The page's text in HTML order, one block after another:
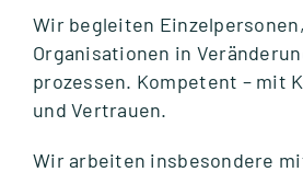
Wir beglei­ten
Orga­ni­sa­tio­nen in
pro­zes­sen. Kom­pe­tent – mit
und Ver­trauen.
Wir arbei­ten ins­be­son­dere